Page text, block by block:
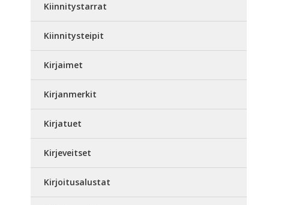
Kiinnitystarrat
Kiinnitysteipit
Kirjaimet
Kirjanmerkit
Kirjatuet
Kirjeveitset
Kirjoitusalustat